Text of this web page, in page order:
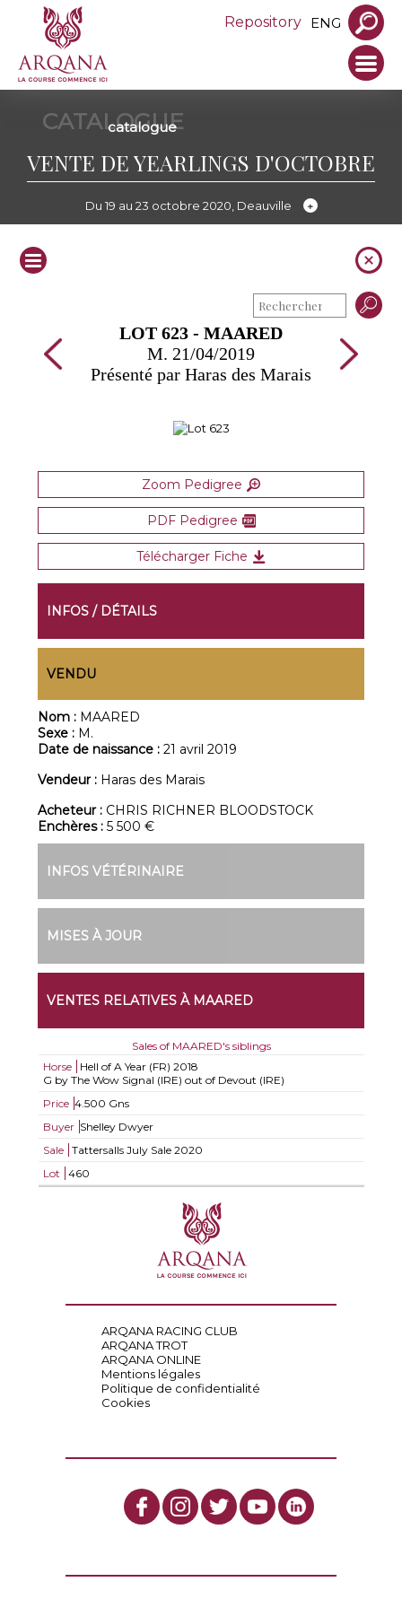
Repository ENG
CATALOGUE
catalogue
VENTE DE YEARLINGS D'OCTOBRE
Du 19 au 23 octobre 2020, Deauville
LOT 623 - MAARED
M. 21/04/2019
Présenté par Haras des Marais
Zoom Pedigree
PDF Pedigree
Télécharger Fiche
INFOS / DÉTAILS
VENDU
Nom : MAARED
Sexe : M.
Date de naissance :21 avril 2019
Vendeur : Haras des Marais
Acheteur : CHRIS RICHNER BLOODSTOCK
Enchères :5 500 €
INFOS VÉTÉRINAIRE
MISES À JOUR
VENTES RELATIVES À MAARED
Sales of MAARED's siblings
Horse
Hell of A Year (FR) 2018
G by The Wow Signal (IRE) out of Devout (IRE)
Price 4.500 Gns
Buyer Shelley Dwyer
Sale
Tattersalls July Sale 2020
Lot
460
ARQANA RACING CLUB
ARQANA TROT
ARQANA ONLINE
Mentions légales
Politique de confidentialité
Cookies